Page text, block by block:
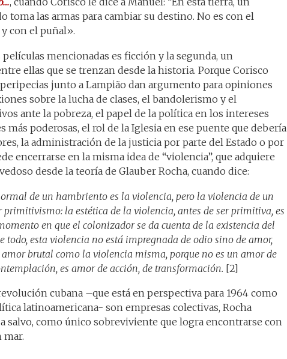
toma las armas para cambiar su destino. No es con el
con el puñal».
mencionadas es ficción y la segunda, un
ellas que se trenzan desde la historia. Porque Corisco
junto a Lampião dan argumento para opiniones
sobre la lucha de clases, el bandolerismo y el
ante la pobreza, el papel de la política en los intereses
más poderosas, el rol de la Iglesia en ese puente que debería
la administración de la justicia por parte del Estado o por
encerrarse en la misma idea de “violencia”, que adquiere
desde la teoría de Glauber Rocha, cuando dice:
de un hambriento es la violencia, pero la violencia de un
la estética de la violencia, antes de ser primitiva, es
en que el colonizador se da cuenta de la existencia del
todo, esta violencia no está impregnada de odio sino de amor,
brutal como la violencia misma, porque no es un amor de
es amor de acción, de transformación. [2]
cubana –que está en perspectiva para 1964 como
latinoamericana- son empresas colectivas, Rocha
salvo, como único sobreviviente que logra encontrarse con
mar.